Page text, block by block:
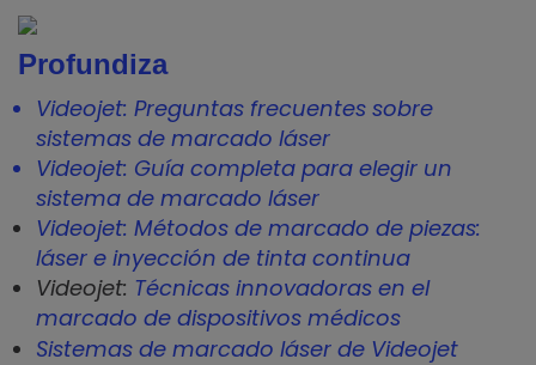
Profundiza
Videojet: Preguntas frecuentes sobre
sistemas de marcado láser
Videojet: Guía completa para elegir un
sistema de marcado láser
Videojet: Métodos de marcado de piezas:
láser e inyección de tinta continua
Videojet: Técnicas innovadoras en el
marcado de dispositivos médicos
Sistemas de marcado láser de Videojet